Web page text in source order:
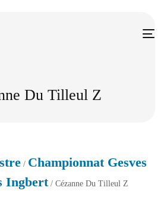
Du Tilleul Z
/ Championnat Gesves
Ingbert/ Cézanne Du Tilleul Z